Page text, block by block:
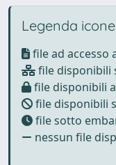
Legenda icone
file ad accesso
file disponibili
file disponibili
file disponibili
file sotto
nessun file